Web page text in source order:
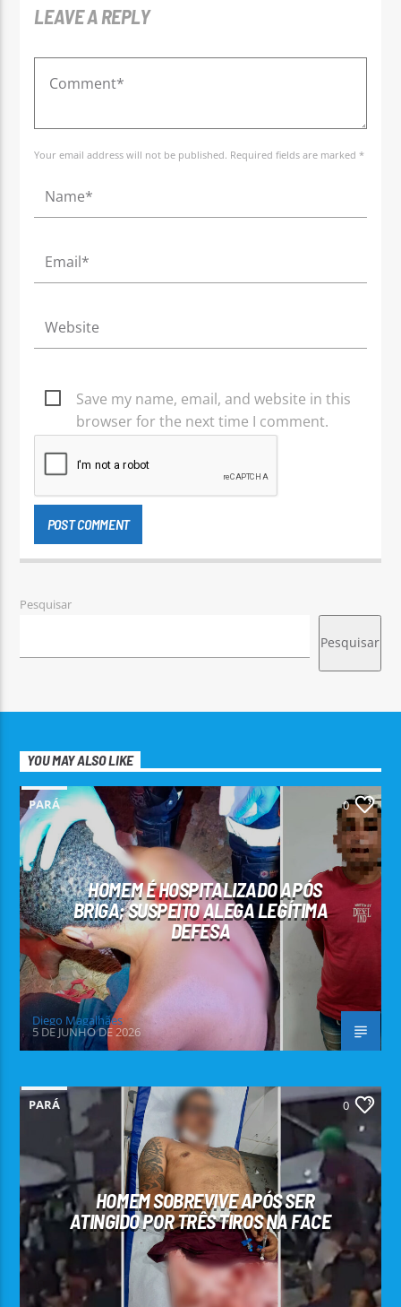
LEAVE A REPLY
Your email address will not be published. Required fields are marked *
Save my name, email, and website in this
browser for the next time I comment.
Pesquisar
Pesquisar
YOU MAY ALSO LIKE
PARÁ 0
HOMEM É HOSPITALIZADO APÓS
BRIGA; SUSPEITO ALEGA LEGÍTIMA
DEFESA
Diego Magalhães
5 DE JUNHO DE 2026
PARÁ 0
HOMEM SOBREVIVE APÓS SER
ATINGIDO POR TRÊS TIROS NA FACE